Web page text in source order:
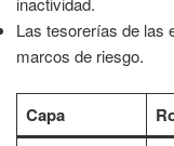
Las tesorerías de las
marcos de riesgo.
Capa